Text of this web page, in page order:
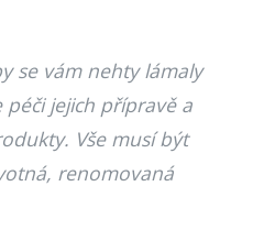
se vám nehty lámaly
jejich přípravě a
Vše musí být
renomovaná